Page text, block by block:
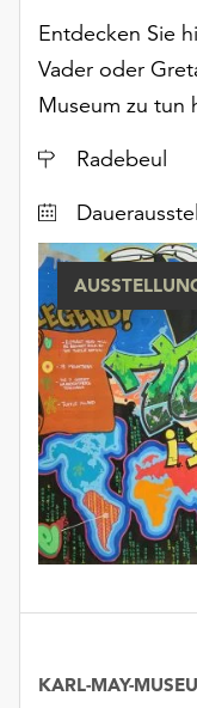
Entdecken Sie
Vader oder
Museum zu tun
Ort
Radebeul
KARL-MAY-
Datum